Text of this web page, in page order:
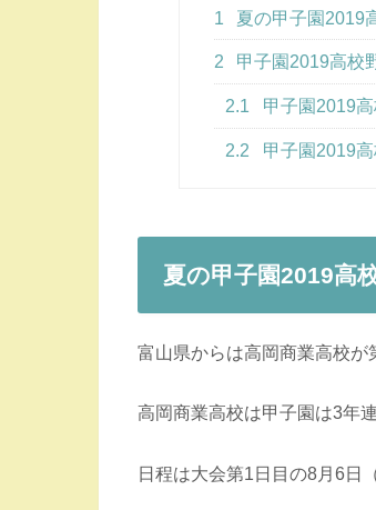
1 夏の甲子園2019
2 甲子園2019高校
2.1 甲子園2019
2.2 甲子園2019
夏の甲子園2019高
富山県からは高岡商業高校が
高岡商業高校は甲子園は3年
日程は大会第1日目の8月6日